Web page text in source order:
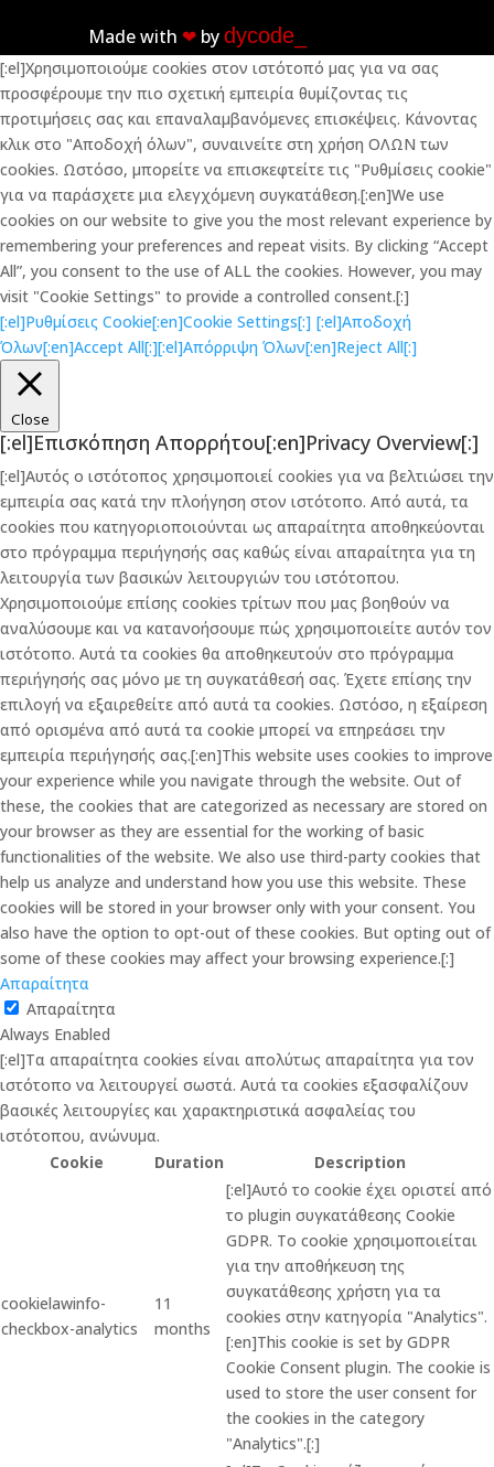
Made with ❤︎ bydycode_
[:el]Χρησιμοποιούμε cookies στον ιστότοπό μας για να σας
προσφέρουμε την πιο σχετική εμπειρία θυμίζοντας τις
προτιμήσεις σας και επαναλαμβανόμενες επισκέψεις. Κάνοντας
κλικ στο "Αποδοχή όλων", συναινείτε στη χρήση ΟΛΩΝ των
cookies. Ωστόσο, μπορείτε να επισκεφτείτε τις "Ρυθμίσεις cookie"
για να παράσχετε μια ελεγχόμενη συγκατάθεση.[:en]We use
cookies on our website to give you the most relevant experience by
remembering your preferences and repeat visits. By clicking “Accept
All”, you consent to the use of ALL the cookies. However, you may
visit "Cookie Settings" to provide a controlled consent.[:]
[:el]Ρυθμίσεις Cookie[:en]Cookie Settings[:] [:el]Αποδοχή
Όλων[:en]Accept All[:][:el]Απόρριψη Όλων[:en]Reject All[:]
Close
[:el]Επισκόπηση Απορρήτου[:en]Privacy Overview[:]
[:el]Αυτός ο ιστότοπος χρησιμοποιεί cookies για να βελτιώσει την
εμπειρία σας κατά την πλοήγηση στον ιστότοπο. Από αυτά, τα
cookies που κατηγοριοποιούνται ως απαραίτητα αποθηκεύονται
στο πρόγραμμα περιήγησής σας καθώς είναι απαραίτητα για τη
λειτουργία των βασικών λειτουργιών του ιστότοπου.
Χρησιμοποιούμε επίσης cookies τρίτων που μας βοηθούν να
αναλύσουμε και να κατανοήσουμε πώς χρησιμοποιείτε αυτόν τον
ιστότοπο. Αυτά τα cookies θα αποθηκευτούν στο πρόγραμμα
περιήγησής σας μόνο με τη συγκατάθεσή σας. Έχετε επίσης την
επιλογή να εξαιρεθείτε από αυτά τα cookies. Ωστόσο, η εξαίρεση
από ορισμένα από αυτά τα cookie μπορεί να επηρεάσει την
εμπειρία περιήγησής σας.[:en]This website uses cookies to improve
your experience while you navigate through the website. Out of
these, the cookies that are categorized as necessary are stored on
your browser as they are essential for the working of basic
functionalities of the website. We also use third-party cookies that
help us analyze and understand how you use this website. These
cookies will be stored in your browser only with your consent. You
also have the option to opt-out of these cookies. But opting out of
some of these cookies may affect your browsing experience.[:]
Απαραίτητα
Απαραίτητα
Always Enabled
[:el]Τα απαραίτητα cookies είναι απολύτως απαραίτητα για τον
ιστότοπο να λειτουργεί σωστά. Αυτά τα cookies εξασφαλίζουν
βασικές λειτουργίες και χαρακτηριστικά ασφαλείας του
ιστότοπου, ανώνυμα.
Cookie
Duration Description
cookielawinfo-
checkbox-analytics
11
months
[:el]Αυτό το cookie έχει οριστεί από
το plugin συγκατάθεσης Cookie
GDPR. Το cookie χρησιμοποιείται
για την αποθήκευση της
συγκατάθεσης χρήστη για τα
cookies στην κατηγορία "Analytics".
[:en]This cookie is set by GDPR
Cookie Consent plugin. The cookie is
used to store the user consent for
the cookies in the category
"Analytics".[:]